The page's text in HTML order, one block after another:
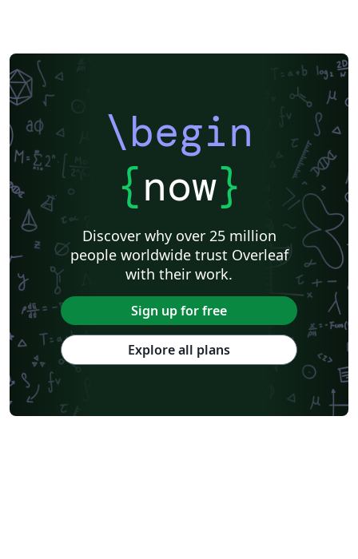
\begin
{now}
Discover why over 25 million
people worldwide trust Overleaf
with their work.
Sign up for free
Explore all plans